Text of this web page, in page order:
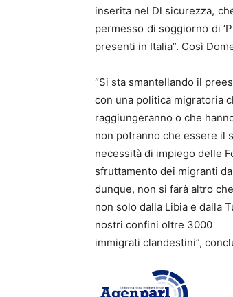
inserita nel Dl sicurezza,
permesso di soggiorno di
presenti in Italia”. Così
“Si sta smantellando il
con una politica migratoria
raggiungeranno o che
non potranno che essere il
necessità di impiego delle
sfruttamento dei migranti
dunque, non si farà altro
non solo dalla Libia e dalla
nostri confini oltre 3000
immigrati clandestini”,